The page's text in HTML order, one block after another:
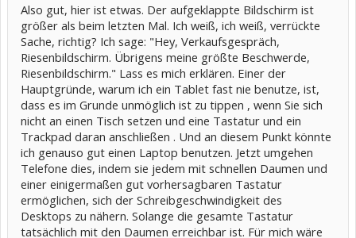
Also gut, hier ist etwas. Der aufgeklappte Bildschirm ist
größer als beim letzten Mal. Ich weiß, ich weiß, verrückte
Sache, richtig? Ich sage: "Hey, Verkaufsgespräch,
Riesenbildschirm. Übrigens meine größte Beschwerde,
Riesenbildschirm." Lass es mich erklären. Einer der
Hauptgründe, warum ich ein Tablet fast nie benutze, ist,
dass es im Grunde unmöglich ist zu tippen , wenn Sie sich
nicht an einen Tisch setzen und eine Tastatur und ein
Trackpad daran anschließen . Und an diesem Punkt könnte
ich genauso gut einen Laptop benutzen. Jetzt umgehen
Telefone dies, indem sie jedem mit schnellen Daumen und
einer einigermaßen gut vorhersagbaren Tastatur
ermöglichen, sich der Schreibgeschwindigkeit des
Desktops zu nähern. Solange die gesamte Tastatur
tatsächlich mit den Daumen erreichbar ist. Für mich wäre